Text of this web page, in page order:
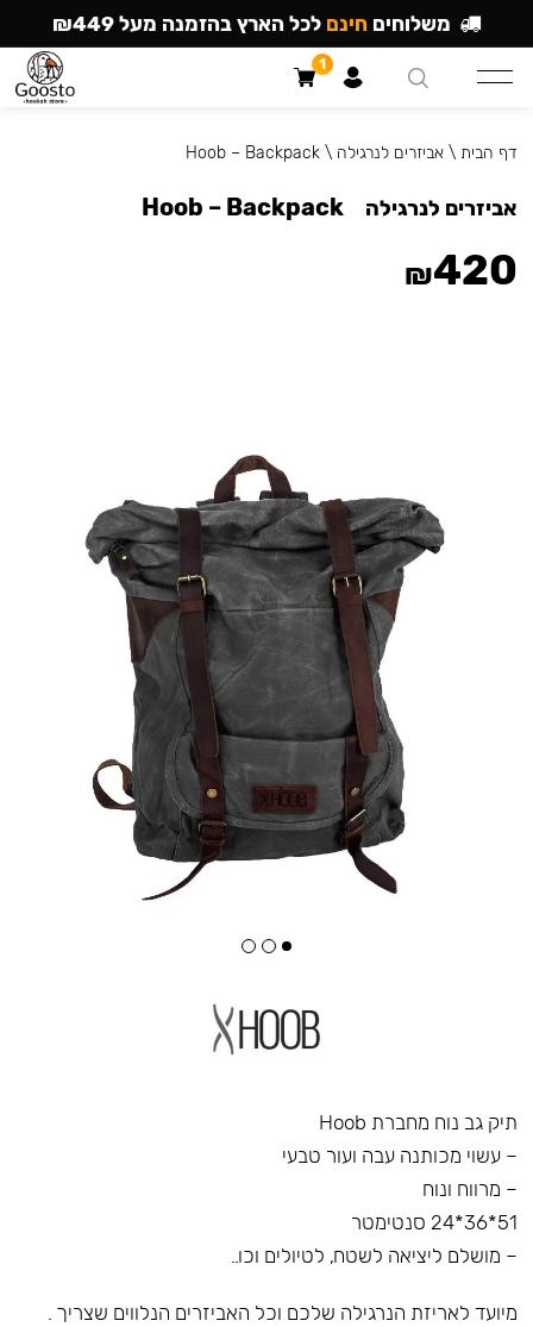
תיק גב נוח מחברת Hoob
– עשוי מכותנה עבה ועור טבעי
– מרווח ונוח
51*36*24 סנטימטר
– מושלם ליציאה לשטח, לטיולים וכו..
מיועד לאריזת הנרגילה שלכם וכל האביזרים הנלווים שצריך .
דף הבית \אביזרים לנרגילה \
Hoob – Backpack
אביזרים לנרגילה Hoob – Backpack
₪420
משלוחים חינם לכל הארץ בהזמנה מעל ₪449
1